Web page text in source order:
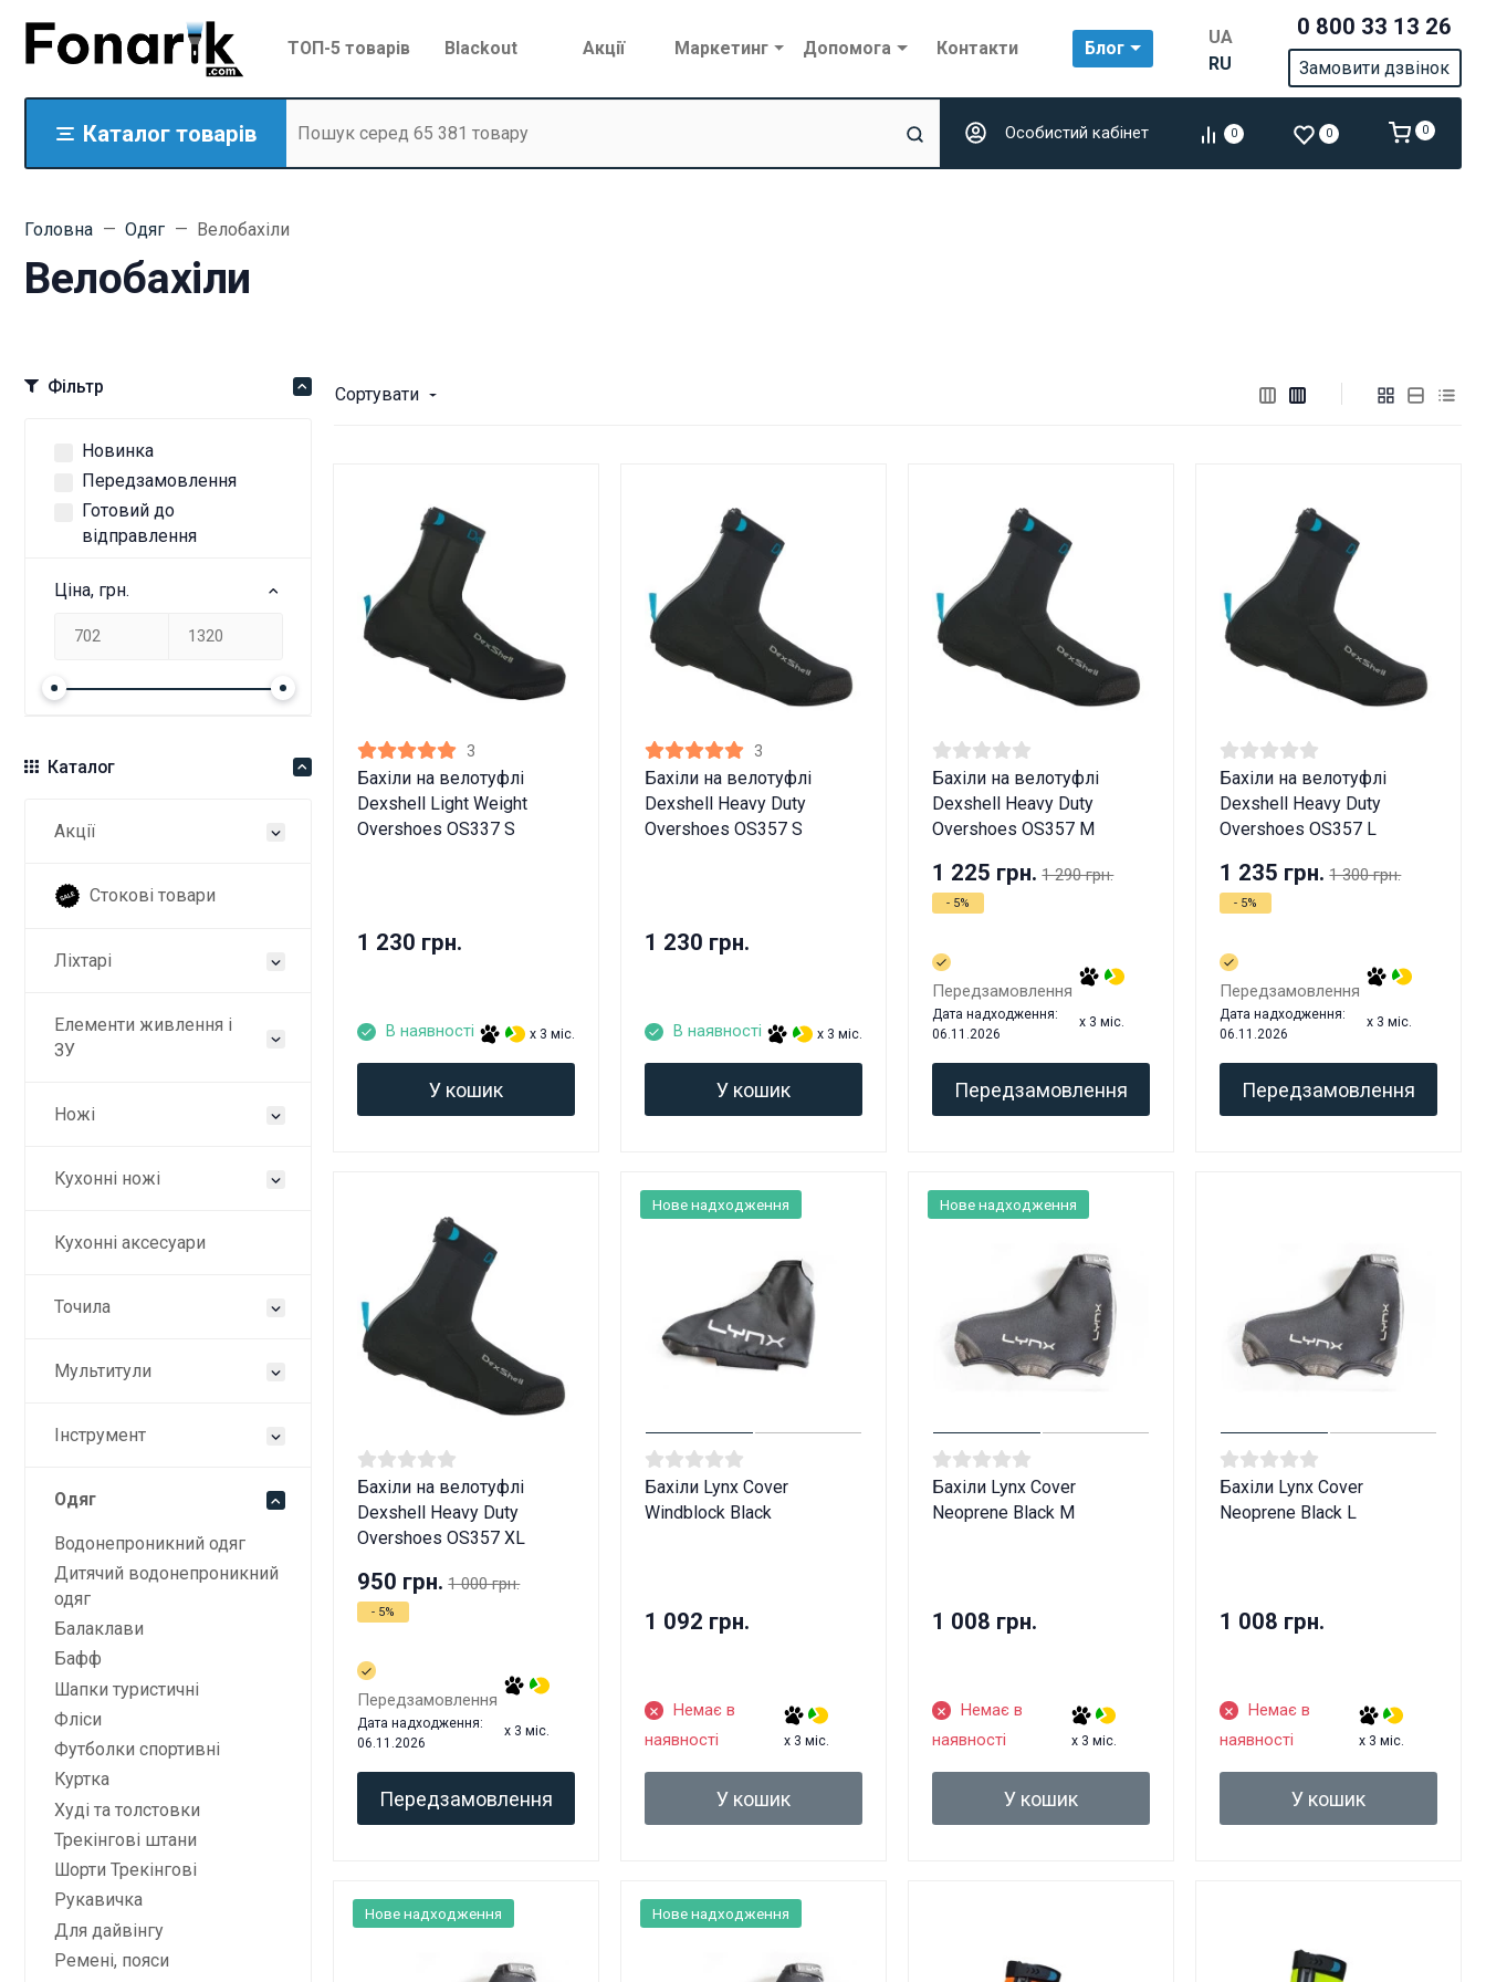
ТОП-5 товарів Blackout Акції Маркетинг Допомога Контакти Блог
UA
RU
0 800 33 13 26
Замовити дзвінок
Каталог товарів Особистий кабінет 0 0 0
Головна Одяг Велобахіли
Велобахіли
Фільтр
Новинка
Передзамовлення
Готовий до
відправлення
Ціна, грн.
Каталог
Акції
Стокові товари
Ліхтарі
Елементи живлення і
ЗУ
Ножі
Кухонні ножі
Кухонні аксесуари
Точила
Мультитули
Інструмент
Одяг
Водонепроникний одяг
Дитячий водонепроникний
одяг
Балаклави
Бафф
Шапки туристичні
Фліси
Футболки спортивні
Куртка
Худі та толстовки
Трекінгові штани
Шорти Трекінгові
Рукавичка
Для дайвінгу
Ремені, пояси
Сортувати
3
Бахіли на велотуфлі
Dexshell Light Weight
Overshoes OS337 S
1 230 грн.
В наявності x 3 міс.
У кошик
3
Бахіли на велотуфлі
Dexshell Heavy Duty
Overshoes OS357 S
1 230 грн.
В наявності x 3 міс.
У кошик
Бахіли на велотуфлі
Dexshell Heavy Duty
Overshoes OS357 M
1 225 грн. 1 290 грн.
- 5%
Передзамовлення
Дата надходження:
06.11.2026
x 3 міс.
Передзамовлення
Бахіли на велотуфлі
Dexshell Heavy Duty
Overshoes OS357 L
1 235 грн. 1 300 грн.
- 5%
Передзамовлення
Дата надходження:
06.11.2026
x 3 міс.
Передзамовлення
Бахіли на велотуфлі
Dexshell Heavy Duty
Overshoes OS357 XL
950 грн. 1 000 грн.
- 5%
Передзамовлення
Дата надходження:
06.11.2026
x 3 міс.
Передзамовлення
Бахіли Lynx Cover
Windblock Black
1 092 грн.
Немає в
наявності
x 3 міс.
У кошик
Нове надходження
Бахіли Lynx Cover
Neoprene Black M
1 008 грн.
Немає в
наявності
x 3 міс.
У кошик
Нове надходження
Бахіли Lynx Cover
Neoprene Black L
1 008 грн.
Немає в
наявності
x 3 міс.
У кошик
Нове надходження Нове надходження